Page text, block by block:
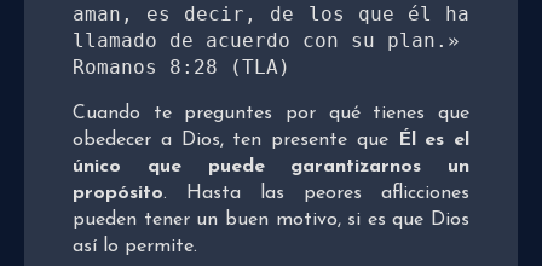
aman, es decir, de los que él ha
llamado de acuerdo con su plan.»
Romanos 8:28 (TLA)
Cuando te preguntes por qué tienes que
obedecer a Dios, ten presente que
Él es el
único que puede garantizarnos un
propósito. Hasta las peores aflicciones
pueden tener un buen motivo, si es que Dios
así lo permite.